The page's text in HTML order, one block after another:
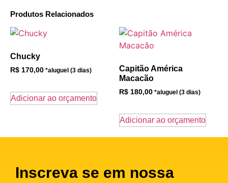
Produtos Relacionados
Chucky
R$ 170,00
Adicionar ao orçamento
Capitão América
Macacão
R$ 180,00
Adicionar ao orçamento
Inscreva se em nossa